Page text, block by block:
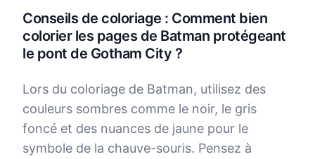
Conseils de coloriage : Comment bien
colorier les pages de Batman protégeant
le pont de Gotham City ?
Lors du coloriage de Batman, utilisez des
couleurs sombres comme le noir, le gris
foncé et des nuances de jaune pour le
symbole de la chauve-souris. Pensez à